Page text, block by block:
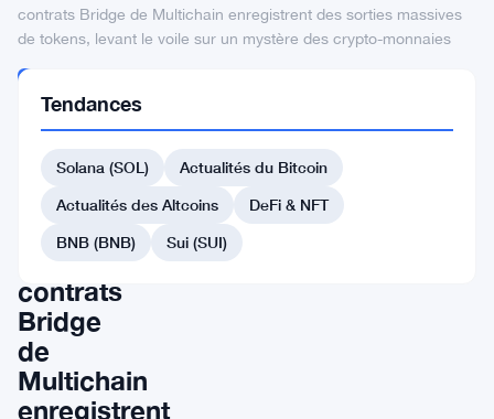
contrats Bridge de Multichain enregistrent des sorties massives
de tokens, levant le voile sur un mystère des crypto-monnaies
DES
ALTCOINS
Crypto
Shocker
contrats
Bridge
de
Multichain
enregistrent
Tendances
Solana (SOL)
Actualités du Bitcoin
Actualités des Altcoins
DeFi & NFT
BNB (BNB)
Sui (SUI)